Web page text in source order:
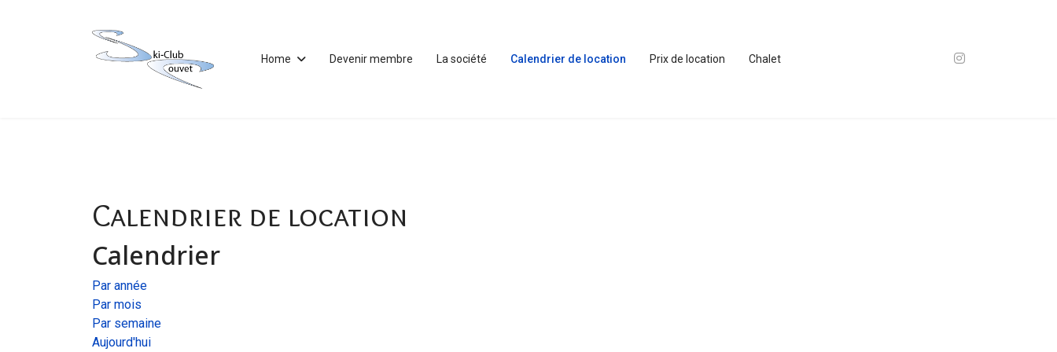
Home Devenir membre La société Calendrier de location Prix de location Chalet
Calendrier de location
Calendrier
Par année
Par mois
Par semaine
Aujourd'hui